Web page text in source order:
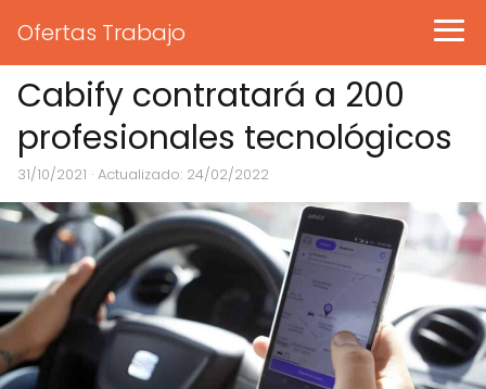
Ofertas Trabajo
Cabify contratará a 200
profesionales tecnológicos
31/10/2021 · Actualizado: 24/02/2022